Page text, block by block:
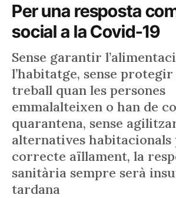
Per una resposta
social a la Covid-19
Sense garantir
l’habitatge, sense protegir
treball quan les persones
emmalalteixen o han de
quarantena, sense
alternatives
correcte aïllament, la
sanitària sempre serà
tardana